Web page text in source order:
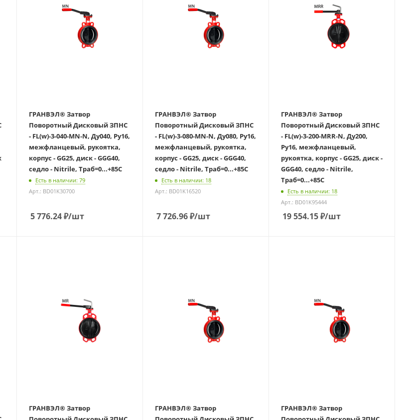
ГРАНВЭЛ® Затвор
Поворотный Дисковый ЗПНС
- FL(w)-3-040-MN-N, Ду040, Ру16,
межфланцевый, рукоятка,
корпус - GG25, диск - GGG40,
седло - Nitrile, Траб=0...+85С
Есть в наличии: 79
Арт.: BD01K30700
5 776.24₽/шт
ГРАНВЭЛ® Затвор
Поворотный Дисковый ЗПНС
- FL(w)-3-080-MN-N, Ду080, Ру16,
межфланцевый, рукоятка,
корпус - GG25, диск - GGG40,
седло - Nitrile, Траб=0...+85С
Есть в наличии: 18
Арт.: BD01K16520
7 726.96₽/шт
ГРАНВЭЛ® Затвор
Поворотный Дисковый ЗПНС
- FL(w)-3-200-MRR-N, Ду200,
Ру16, межфланцевый,
рукоятка, корпус - GG25, диск -
GGG40, седло - Nitrile,
Траб=0...+85С
Есть в наличии: 18
Арт.: BD01K95444
19 554.15₽/шт
ГРАНВЭЛ® Затвор
ГРАНВЭЛ® Затвор
ГРАНВЭЛ® Затвор